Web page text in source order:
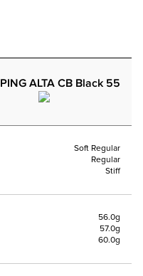
PING ALTA CB Black 55
Soft Regular
Regular
Stiff
56.0g
57.0g
60.0g